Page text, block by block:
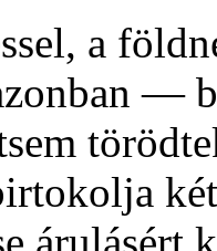
a
—
árulásért